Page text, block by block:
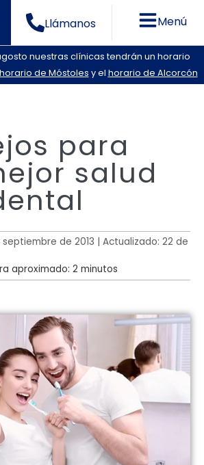
Llámanos Menú
nuestras clínicas tendrán un horario
horario de Móstoles y el horario de Alcorcón
para
salud
de 2013 | Actualizado: 22 de
aproximado: 2 minutos